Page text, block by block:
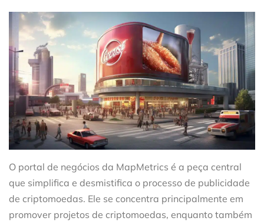
O portal de negócios da MapMetrics é a peça central
que simplifica e desmistifica o processo de publicidade
de criptomoedas. Ele se concentra principalmente em
promover projetos de criptomoedas, enquanto também